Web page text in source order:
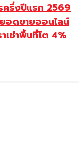
ครึ่งปีแรก 2569
อดขายออนไลน์
เช่าพื้นที่โต 4%